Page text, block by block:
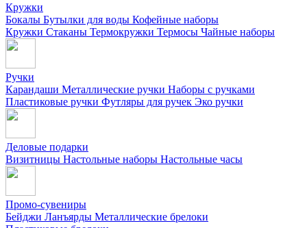
Кружки
Бокалы Бутылки для воды Кофейные наборы
Кружки Стаканы Термокружки Термосы Чайные наборы
Ручки
Карандаши Металлические ручки Наборы с ручками
Пластиковые ручки Футляры для ручек Эко ручки
Деловые подарки
Визитницы Настольные наборы Настольные часы
Промо-сувениры
Бейджи Ланъярды Металлические брелоки